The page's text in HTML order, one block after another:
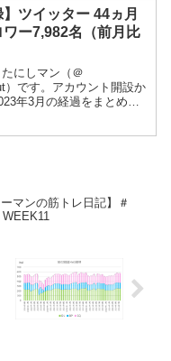
残高、③日記（筋トレ動
】ツイッター 44ヵ月
ワー7,982名（前月比
にしマン（＠
）です。アカウント開設か
年3月の経過をまとめま
ーマンの筋トレ日記】＃